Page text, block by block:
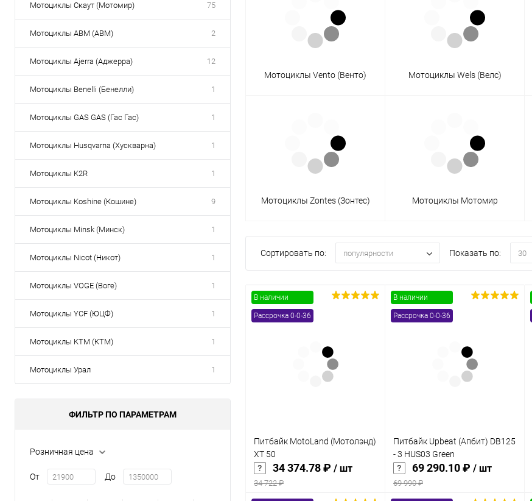
Мотоциклы Скаут (Мотомир) 75
Мотоциклы ABM (АВМ) 2
Мотоциклы Ajerra (Аджерра) 12
Мотоциклы Benelli (Бенелли) 1
Мотоциклы GAS GAS (Гас Гас) 1
Мотоциклы Husqvarna (Хускварна) 1
Мотоциклы K2R 1
Мотоциклы Koshine (Кошине) 9
Мотоциклы Minsk (Минск) 1
Мотоциклы Nicot (Никот) 1
Мотоциклы VOGE (Воге) 1
Мотоциклы YCF (ЮЦФ) 1
Мотоциклы KTM (КТМ) 1
Мотоциклы Урал 1
ФИЛЬТР ПО ПАРАМЕТРАМ
Розничная цена
От До
Мотоциклы Vento (Венто) Мотоциклы Wels (Велс)
Мотоциклы Zontes (Зонтес) Мотоциклы Мотомир
Сортировать по: популярности Показать по: 30
В наличии
Рассрочка 0-0-36
Питбайк MotoLand (Мотолэнд)
XT 50
34 374.78 ₽ / шт
34 722 ₽
В наличии
Рассрочка 0-0-36
Питбайк Upbeat (Апбит) DB125
- 3 HUS03 Green
69 290.10 ₽ / шт
69 990 ₽